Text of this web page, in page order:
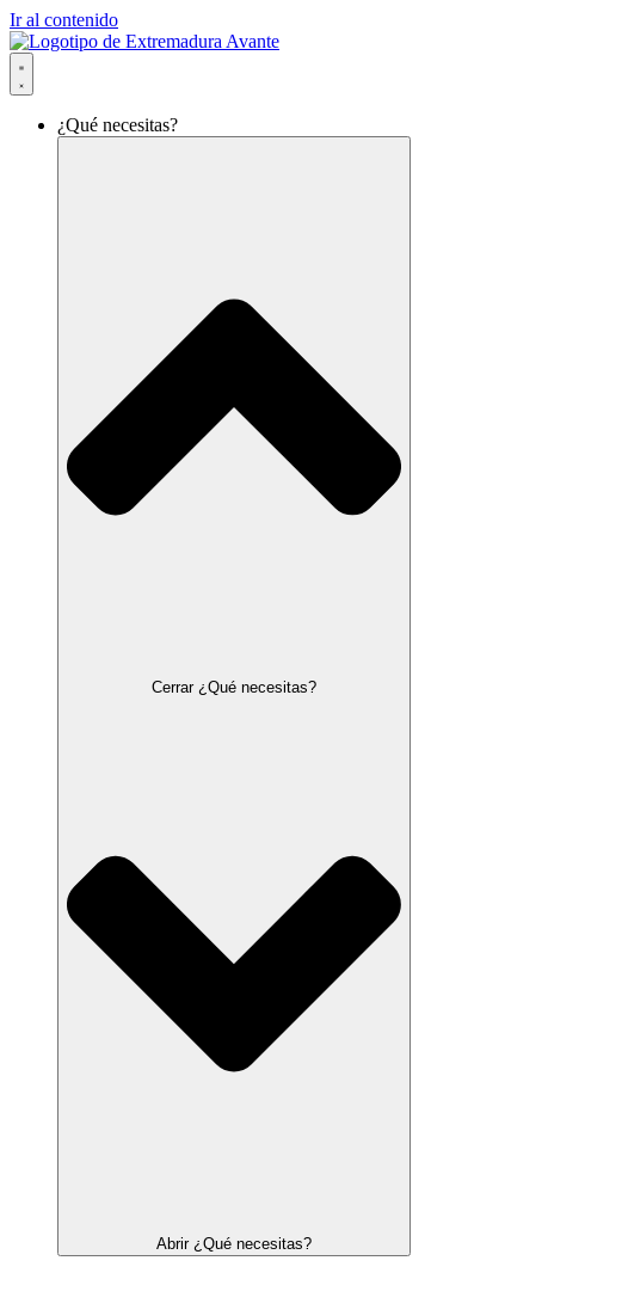
Ir al contenido
¿Qué necesitas?
Cerrar ¿Qué necesitas?
Abrir ¿Qué necesitas?